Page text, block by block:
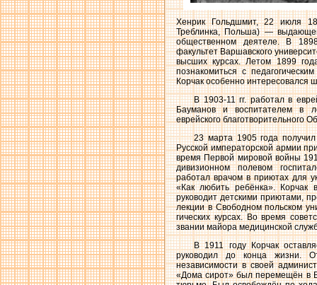
Хенрик Гольдшмит, 22 июля
Треблинка, Польша) —
общественном деятеле. В
факультет Варшавского
высших курсах. Летом 1899
познакомиться с
Корчак особенно интересовался
В 1903-11 гг. работал в
Бауманов и воспитателем в
еврейского благотворительного
23 марта 1905 года
Русской императорской армии
время Первой мировой войны
дивизионном полевом
работал врачом в приютах для
«Как любить ребёнка». Корчак
руководит детскими приютами,
лекции в Свободном польском
гических курсах. Во время
звании майора медицинской
В 1911 году Корчак
руководил до конца жизни.
независимости в своей
«Дома сирот» был перемещён в